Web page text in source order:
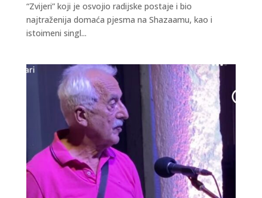
“Zvijeri” koji je osvojio radijske postaje i bio
najtraženija domaća pjesma na Shazaamu, kao i
istoimeni singl...